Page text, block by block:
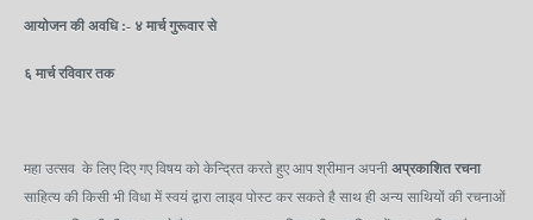
आयोजन की अवधि :- ४ मार्च गुरूवार से
६ मार्च रविवार तक
महा उत्सव के लिए दिए गए विषय को केन्द्रित करते हुए आप श्रीमान अपनी अप्रकाशित रचना
साहित्य की किसी भी विधा में स्वयं द्वारा लाइव पोस्ट कर सकते है साथ ही अन्य साथियों की रचनाओं